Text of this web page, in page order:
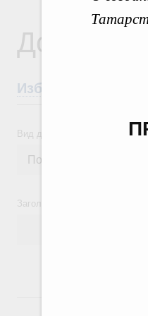
Документы
Избранные
Вид документа
Заголовок или текст документа